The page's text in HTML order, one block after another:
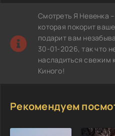
Смотреть Я Невенка
которая покорит
подарит вам
30-01-2026, так что
насладиться свежим
Киного!
Рекомендуем